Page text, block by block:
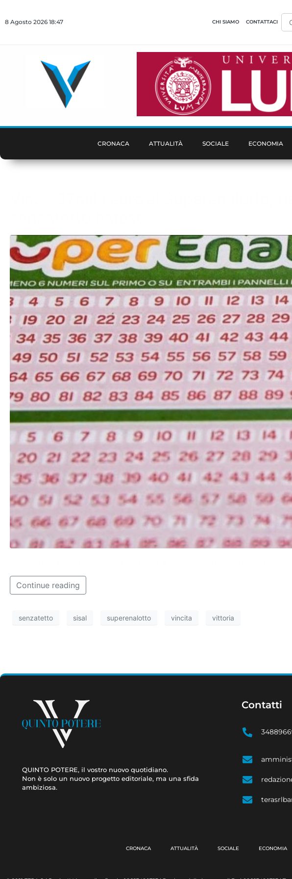
8 Agosto 2026 18:47 CHI SIAMO CONTATTACI
CRONACA ATTUALITÀ SOCIALE ECONOMIA
Continue reading
senzatetto sisal superenalotto vincita vittoria
QUINTO POTERE, il vostro nuovo quotidiano.
Non è solo un nuovo progetto editoriale, ma una sfida
ambiziosa.
Contatti
CRONACA ATTUALITÀ SOCIALE ECONOMIA